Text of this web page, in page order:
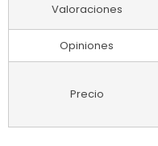
Valoraciones
Opiniones
Precio